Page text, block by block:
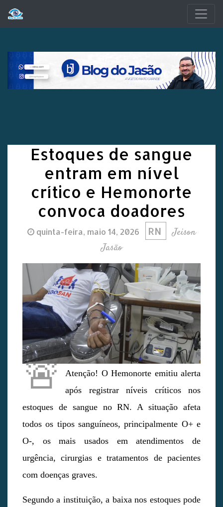
Estoques de sangue
entram em nível
crítico e Hemonorte
convoca doadores
quinta-feira, maio 14, 2026 RN
Jeison
Jasão
🚨 Atenção! O Hemonorte emitiu alerta
após registrar níveis críticos nos
estoques de sangue no RN. A situação afeta
todos os tipos sanguíneos, principalmente O+ e
O-, os mais usados em atendimentos de
urgência, cirurgias e tratamentos de pacientes
com doenças graves.
Segundo a instituição, a baixa nos estoques pode